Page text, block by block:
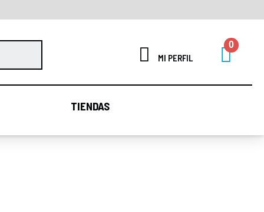
MI PERFIL
TIENDAS